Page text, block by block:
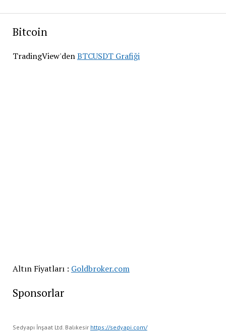
Bitcoin
TradingView'denBTCUSDT Grafiği
Altın Fiyatları : Goldbroker.com
Sponsorlar
Sedyapı İnşaat Ltd. Balıkesir https://sedyapi.com/